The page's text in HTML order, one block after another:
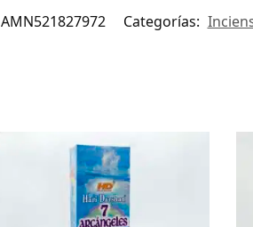
AMN521827972 Categorías: